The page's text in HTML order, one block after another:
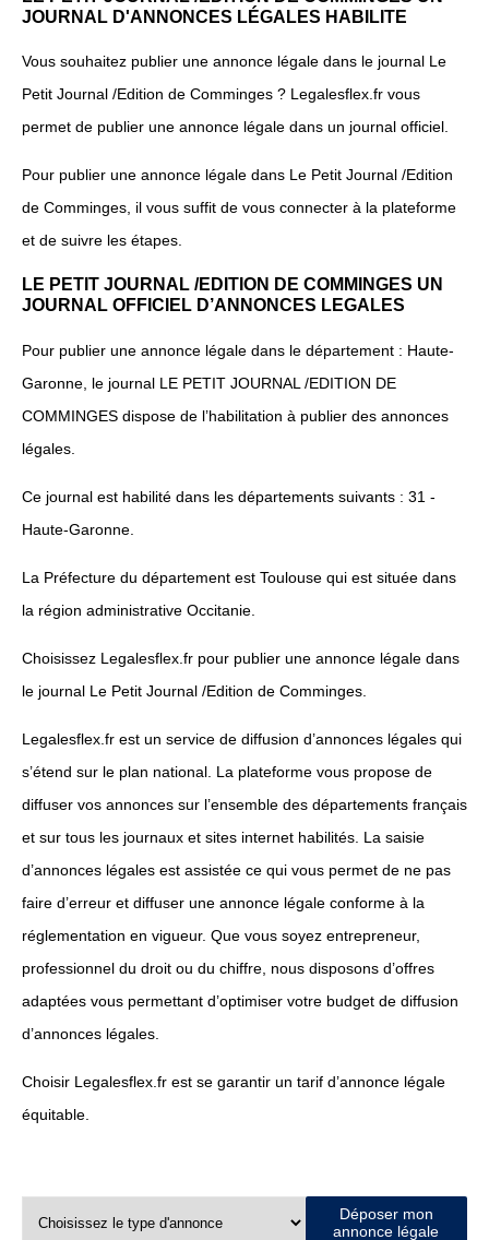
JOURNAL D'ANNONCES LÉGALES HABILITE
Vous souhaitez publier une annonce légale dans le journal Le
Petit Journal /Edition de Comminges ? Legalesflex.fr vous
permet de publier une annonce légale dans un journal officiel.
Pour publier une annonce légale dans Le Petit Journal /Edition
de Comminges, il vous suffit de vous connecter à la plateforme
et de suivre les étapes.
LE PETIT JOURNAL /EDITION DE COMMINGES UN
JOURNAL OFFICIEL D’ANNONCES LEGALES
Pour publier une annonce légale dans le département : Haute-
Garonne, le journal LE PETIT JOURNAL /EDITION DE
COMMINGES dispose de l’habilitation à publier des annonces
légales.
Ce journal est habilité dans les départements suivants : 31 -
Haute-Garonne.
La Préfecture du département est Toulouse qui est située dans
la région administrative Occitanie.
Choisissez Legalesflex.fr pour publier une annonce légale dans
le journal Le Petit Journal /Edition de Comminges.
Legalesflex.fr est un service de diffusion d’annonces légales qui
s’étend sur le plan national. La plateforme vous propose de
diffuser vos annonces sur l’ensemble des départements français
et sur tous les journaux et sites internet habilités. La saisie
d’annonces légales est assistée ce qui vous permet de ne pas
faire d’erreur et diffuser une annonce légale conforme à la
réglementation en vigueur. Que vous soyez entrepreneur,
professionnel du droit ou du chiffre, nous disposons d’offres
adaptées vous permettant d’optimiser votre budget de diffusion
d’annonces légales.
Choisir Legalesflex.fr est se garantir un tarif d’annonce légale
équitable.
Déposer mon
annonce légale